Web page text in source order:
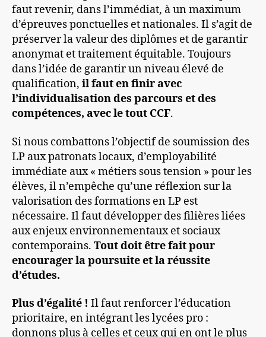
faut revenir, dans l’immédiat, à un maximum
d’épreuves ponctuelles et nationales. Il s’agit de
préserver la valeur des diplômes et de garantir
anonymat et traitement équitable. Toujours
dans l’idée de garantir un niveau élevé de
qualification, il faut en finir avec
l’individualisation des parcours et des
compétences, avec le tout CCF.
Si nous combattons l’objectif de soumission des
LP aux patronats locaux, d’employabilité
immédiate aux « métiers sous tension » pour les
élèves, il n’empêche qu’une réflexion sur la
valorisation des formations en LP est
nécessaire. Il faut développer des filières liées
aux enjeux environnementaux et sociaux
contemporains. Tout doit être fait pour
encourager la poursuite et la réussite
d’études.
Plus d’égalité ! Il faut renforcer l’éducation
prioritaire, en intégrant les lycées pro :
donnons plus à celles et ceux qui en ont le plus